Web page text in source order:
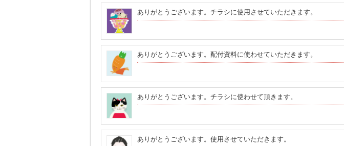
ありがとうございます。チラシに使用させていただきます。
ありがとうございます。配付資料に使わせていただきます。
ありがとうございます。チラシに使わせて頂きます。
ありがとうございます。使用させていただきます。